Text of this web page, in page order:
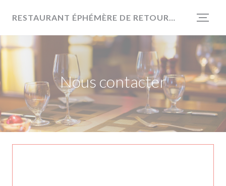
RESTAURANT ÉPHÉMÈRE DE RETOUR EN 2026
Nous contacter